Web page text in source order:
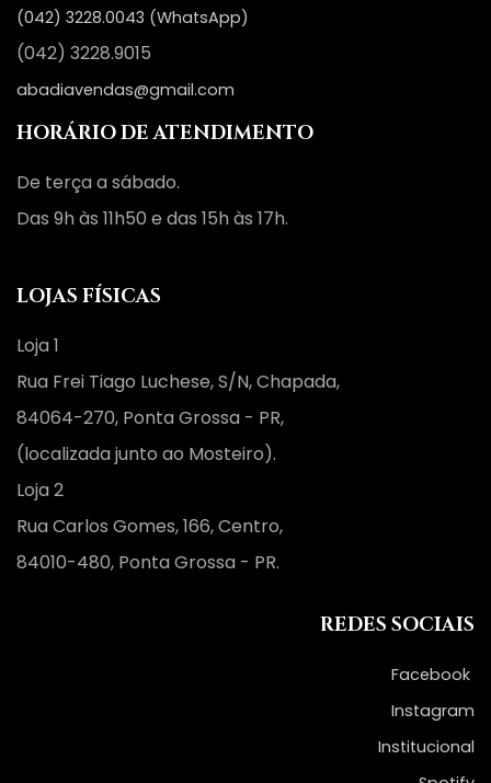
(042) 3228.0043 (WhatsApp)
(042) 3228.9015
abadiavendas@gmail.com
HORÁRIO DE ATENDIMENTO
De terça a sábado.
Das 9h às 11h50 e das 15h às 17h.
LOJAS FÍSICAS
Loja 1
Rua Frei Tiago Luchese, S/N, Chapada,
84064-270, Ponta Grossa - PR,
(localizada junto ao Mosteiro).
Loja 2
Rua Carlos Gomes, 166, Centro,
84010-480, Ponta Grossa - PR.
REDES SOCIAIS
Facebook
Instagram
Institucional